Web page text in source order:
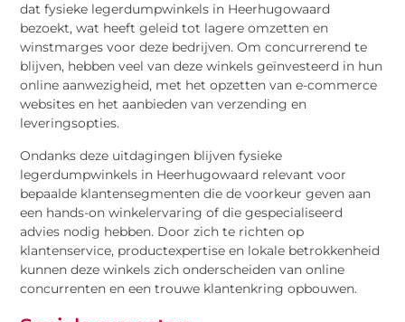
dat fysieke legerdumpwinkels in Heerhugowaard
bezoekt, wat heeft geleid tot lagere omzetten en
winstmarges voor deze bedrijven. Om concurrerend te
blijven, hebben veel van deze winkels geïnvesteerd in hun
online aanwezigheid, met het opzetten van e-commerce
websites en het aanbieden van verzending en
leveringsopties.
Ondanks deze uitdagingen blijven fysieke
legerdumpwinkels in Heerhugowaard relevant voor
bepaalde klantensegmenten die de voorkeur geven aan
een hands-on winkelervaring of die gespecialiseerd
advies nodig hebben. Door zich te richten op
klantenservice, productexpertise en lokale betrokkenheid
kunnen deze winkels zich onderscheiden van online
concurrenten en een trouwe klantenkring opbouwen.